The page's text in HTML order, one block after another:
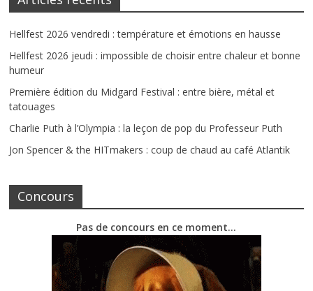
Hellfest 2026 vendredi : température et émotions en hausse
Hellfest 2026 jeudi : impossible de choisir entre chaleur et bonne
humeur
Première édition du Midgard Festival : entre bière, métal et
tatouages
Charlie Puth à l’Olympia : la leçon de pop du Professeur Puth
Jon Spencer & the HITmakers : coup de chaud au café Atlantik
Concours
Pas de concours en ce moment…